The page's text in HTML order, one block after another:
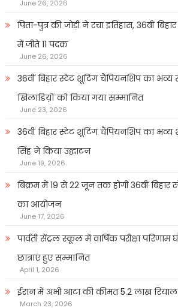
June 26, 2026
पिता-पुत्र की जोड़ी ने रचा इतिहास, 36वीं
में जीते 11 पदक
June 26, 2026
36वीं बिहार स्टेट शूटिंग चैंपियनशिप का भव्य
खिलाडिय़ों को किया गया सम्मानित
June 23, 2026
36वीं बिहार स्टेट शूटिंग चैंपियनशिप का भव्य
सिंह ने किया उद्घाटन
June 19, 2026
बिक्रम में 19 से 22 जून तक होगी 36वीं
का आयोजन
June 17, 2026
पार्वती सेंट्रल स्कूल में वार्षिक परीक्षा परिणाम
छात्राएं हुए सम्मानित
April 1, 2026
ईरान में अभी आटा की कीमत 5.2 लाख रियाल
March 23, 2026